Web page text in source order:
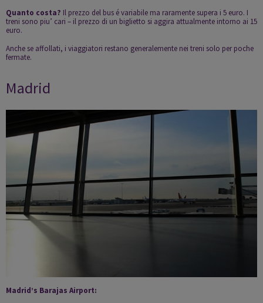
Quanto costa? Il prezzo del bus é variabile ma raramente supera i 5 euro. I
treni sono piu’ cari – il prezzo di un biglietto si aggira attualmente intorno ai 15
euro.
Anche se affollati, i viaggiatori restano generalemente nei treni solo per poche
fermate.
Madrid
Madrid’s Barajas Airport: